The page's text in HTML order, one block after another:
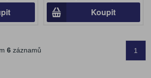
Koupit
6 záznamů 1